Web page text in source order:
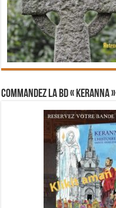
Commandez la BD « Keranna »